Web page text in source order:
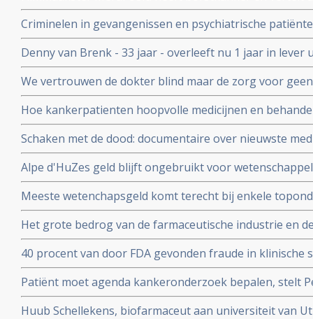
Kanker die wordt uitgezonden op maandag 30
Criminelen in gevangenissen en psychiatrische
voedingssupplementen binnen onderzoeksverband
te beïnvloeden.
Denny van Brenk - 33 jaar - overleeft nu 1 jaar in lever
door chemo pomp in New York, maar hij heeft alles
We vertrouwen de dokter blind maar de zorg voor
Correspondent ging uit op onderzoek maar ook hij
Hoe kankerpatienten hoopvolle medicijnen en
waardoor zelfs oncologen in opstand komen.
Schaken met de dood: documentaire over nieuwste
personalised medicine in het AvL - Anthonie van
Alpe d'HuZes geld blijft ongebruikt voor
Veenendaal gerehabiliteerd door Medialogica en
Meeste wetenchapsgeld komt terecht bij enkele
over meer dan 60 procent van al het geld voor vrij
Het grote bedrog van de farmaceutische industrie en
blootgelegd door de Correspondent in mooi stuk
40 procent van door FDA gevonden fraude in
en vermeld in uiteindelijke medicijnvoorschriften.
Patiënt moet agenda kankeronderzoek bepalen, stelt
column
Huub Schellekens, biofarmaceut aan universiteit van